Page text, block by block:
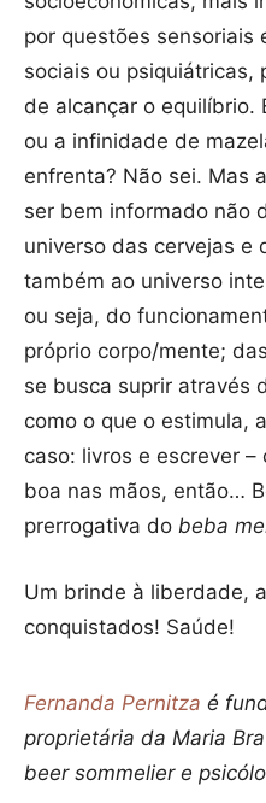
por questões sensoriais
sociais ou psiquiátricas,
de alcançar o equilíbrio.
ou a infinidade de
enfrenta? Não sei. Mas
ser bem informado não
universo das cervejas e
também ao universo
ou seja, do
próprio corpo/mente;
se busca suprir através
como o que o estimula,
caso: livros e escrever
boa nas mãos, então…
prerrogativa do beba
Um brinde à liberdade,
conquistados! Saúde!
Fernanda Pernitza é
proprietária da Maria
beer sommelier e